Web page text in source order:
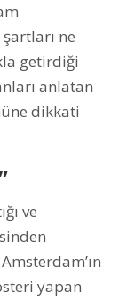
ne
getirdiği
anlatan
dikkati
ve
yapan